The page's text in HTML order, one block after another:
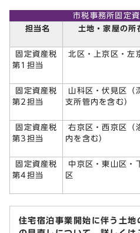
市税事務所固定
担当名
土地・家屋の所
固定資産税
第1担当
北区・上京区・左
固定資産税
第2担当
山科区・伏見区（
支所管内を含む）
固定資産税
第3担当
右京区・西京区（
内を含む）
固定資産税
第4担当
中京区・東山区・
区
住宅宿泊事業開始に伴う土